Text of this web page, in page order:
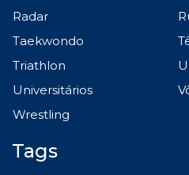
Radar
Taekwondo
Triathlon
Universitários
Wrestling
Tags